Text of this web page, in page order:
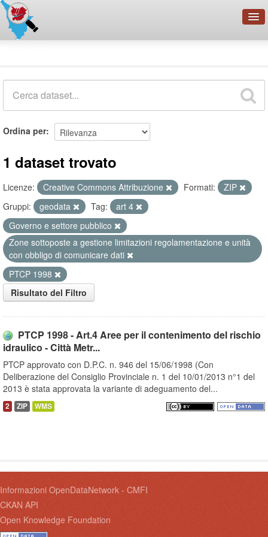
Organizzazioni
Ordina per
1 dataset trovato
Licenze: Creative Commons Attribuzione Formati:
ZIP
Gruppi:
geodata Tag:
art 4
Governo e settore pubblico
Zone sottoposte a gestione limitazioni regolamentazione e unità
con obbligo di comunicare dati
PTCP 1998
Risultato del Filtro
PTCP 1998 - Art.4 Aree per il contenimento del rischio
idraulico - Città Metr...
PTCP approvato con D.P.C. n. 946 del 15/06/1998 (Con
Deliberazione del Consiglio Provinciale n. 1 del 10/01/2013 n°1 del
2013 è stata approvata la variante di adeguamento del...
2 ZIP WMS
Informazioni OpenDataNetwork - CMFI
CKAN API
Open Knowledge Foundation